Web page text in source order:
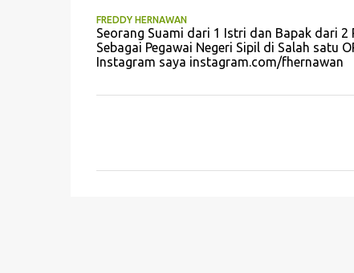
FREDDY HERNAWAN
Seorang Suami dari 1 Istri dan Bapak dari
Sebagai Pegawai Negeri Sipil di Salah satu
Instagram saya instagram.com/fhernawan